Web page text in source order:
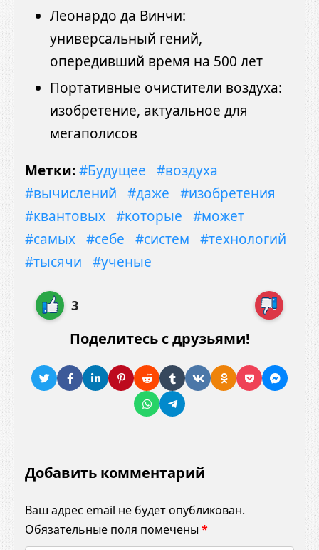
Леонардо да Винчи:
универсальный гений,
опередивший время на 500 лет
Портативные очистители воздуха:
изобретение, актуальное для
мегаполисов
Метки:#Будущее
#воздуха
#вычислений
#даже
#изобретения
#квантовых #которые
#может
#самых #себе #систем
#технологий
#тысячи
#ученые
3
Поделитесь с друзьями!
Добавить комментарий
Ваш адрес email не будет опубликован.
Обязательные поля помечены *